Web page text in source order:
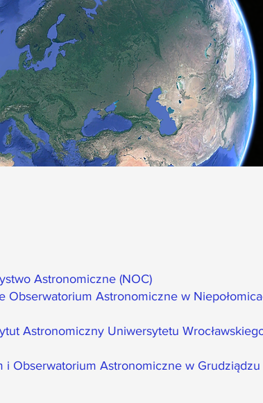
Astronomiczne (NOC)
Obserwatorium Astronomiczne w
Astronomiczny Uniwersytetu
i Obserwatorium Astronomiczne w Grudziądzu